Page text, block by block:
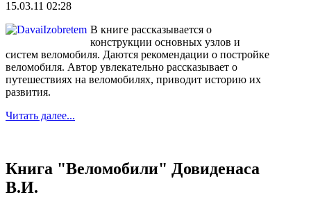
15.03.11 02:28
В книге рассказывается о
конструкции основных узлов и
систем веломобиля. Даются рекомендации о постройке
веломобиля. Автор увлекательно рассказывает о
путешествиях на веломобилях, приводит историю их
развития.
Читать далее...
Книга "Веломобили" Довиденаса
В.И.